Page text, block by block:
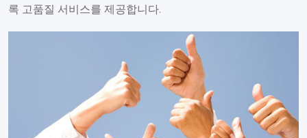
록 고품질 서비스를 제공합니다.